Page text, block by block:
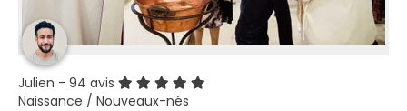
Julien - 94 avis
Naissance / Nouveaux-nés